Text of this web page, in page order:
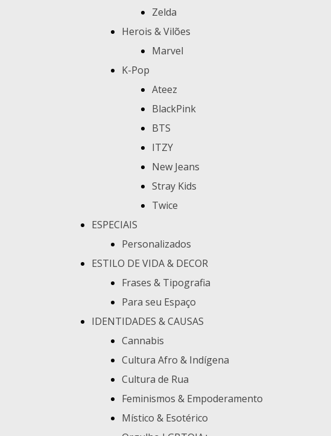
Zelda
Herois & Vilões
Marvel
K-Pop
Ateez
BlackPink
BTS
ITZY
New Jeans
Stray Kids
Twice
ESPECIAIS
Personalizados
ESTILO DE VIDA & DECOR
Frases & Tipografia
Para seu Espaço
IDENTIDADES & CAUSAS
Cannabis
Cultura Afro & Indígena
Cultura de Rua
Feminismos & Empoderamento
Místico & Esotérico